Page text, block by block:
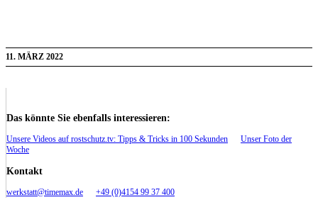
11. MÄRZ 2022
Das könnte Sie ebenfalls interessieren:
Unsere Videos auf rostschutz.tv: Tipps & Tricks in 100 Sekunden
Unser Foto der
Woche
Kontakt
werkstatt@timemax.de +49 (0)4154 99 37 400